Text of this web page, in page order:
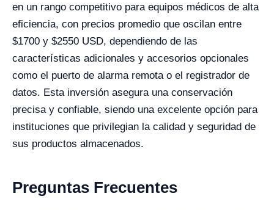
en un rango competitivo para equipos médicos de alta
eficiencia, con precios promedio que oscilan entre
$1700 y $2550 USD, dependiendo de las
características adicionales y accesorios opcionales
como el puerto de alarma remota o el registrador de
datos. Esta inversión asegura una conservación
precisa y confiable, siendo una excelente opción para
instituciones que privilegian la calidad y seguridad de
sus productos almacenados.
Preguntas Frecuentes